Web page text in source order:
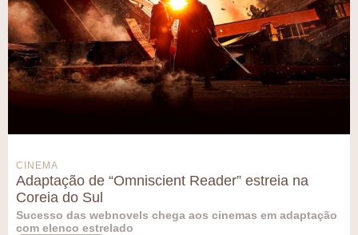
CINEMA
Adaptação de “Omniscient Reader” estreia na
Coreia do Sul
Sucesso das webnovels chega aos cinemas em adaptação
com elenco estrelado